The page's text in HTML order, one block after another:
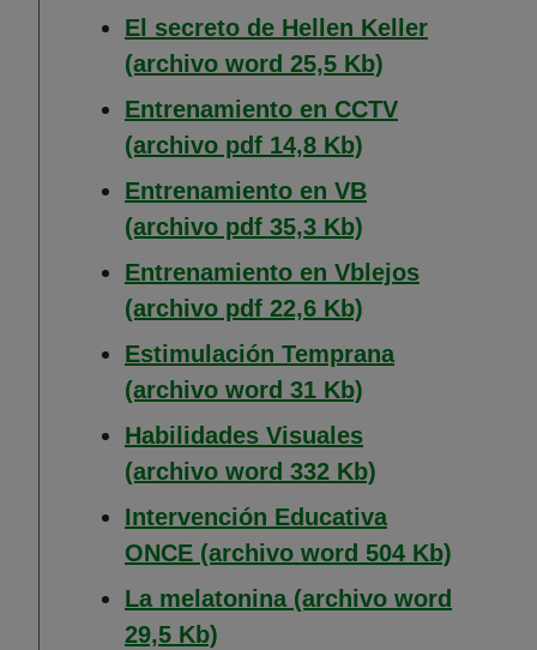
El secreto de Hellen Keller
(archivo word 25,5 Kb)
Entrenamiento en CCTV
(archivo pdf 14,8 Kb)
Entrenamiento en VB
(archivo pdf 35,3 Kb)
Entrenamiento en Vblejos
(archivo pdf 22,6 Kb)
Estimulación Temprana
(archivo word 31 Kb)
Habilidades Visuales
(archivo word 332 Kb)
Intervención Educativa
ONCE (archivo word 504 Kb)
La melatonina (archivo word
29,5 Kb)